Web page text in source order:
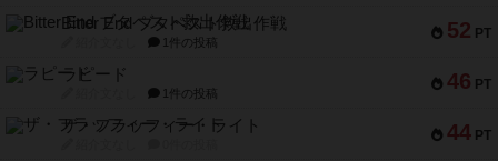
52 PT
Bitter End ブタペスト救出作戦
1件の投稿
46 PT
ラピード
1件の投稿
44 PT
ザ・フラッフィー・ライト